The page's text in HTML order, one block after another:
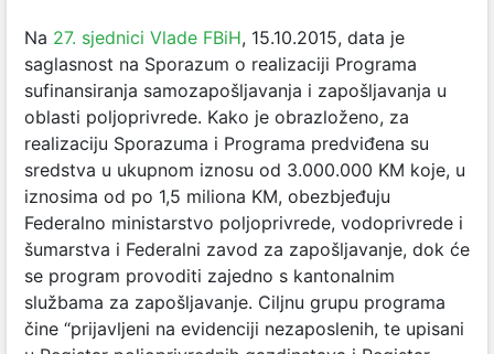
Na 27. sjednici Vlade FBiH, 15.10.2015, data je
saglasnost na Sporazum o realizaciji Programa
sufinansiranja samozapošljavanja i zapošljavanja u
oblasti poljoprivrede. Kako je obrazloženo, za
realizaciju Sporazuma i Programa predviđena su
sredstva u ukupnom iznosu od 3.000.000 KM koje, u
iznosima od po 1,5 miliona KM, obezbjeđuju
Federalno ministarstvo poljoprivrede, vodoprivrede i
šumarstva i Federalni zavod za zapošljavanje, dok će
se program provoditi zajedno s kantonalnim
službama za zapošljavanje. Ciljnu grupu programa
čine “prijavljeni na evidenciji nezaposlenih, te upisani